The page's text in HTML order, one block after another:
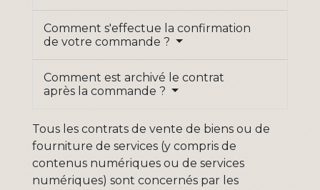
Comment s'effectue la confirmation
de votre commande ?
Comment est archivé le contrat
après la commande ?
Tous les contrats de vente de biens ou de
fourniture de services (y compris de
contenus numériques ou de services
numériques) sont concernés par les